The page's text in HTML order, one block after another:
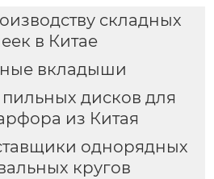
складных
в Китае
вкладыши
дисков для
из Китая
однорядных
кругов